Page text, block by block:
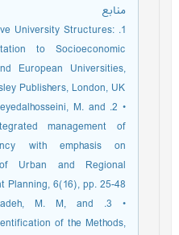
منابع
University Structures:
to Socioeconomic
European Universities,
Publishers, London, UK.
M. and
management of
with emphasis on
Urban and Regional
Planning, 6(16), pp. 25-48.
M. M, and
of the Methods,